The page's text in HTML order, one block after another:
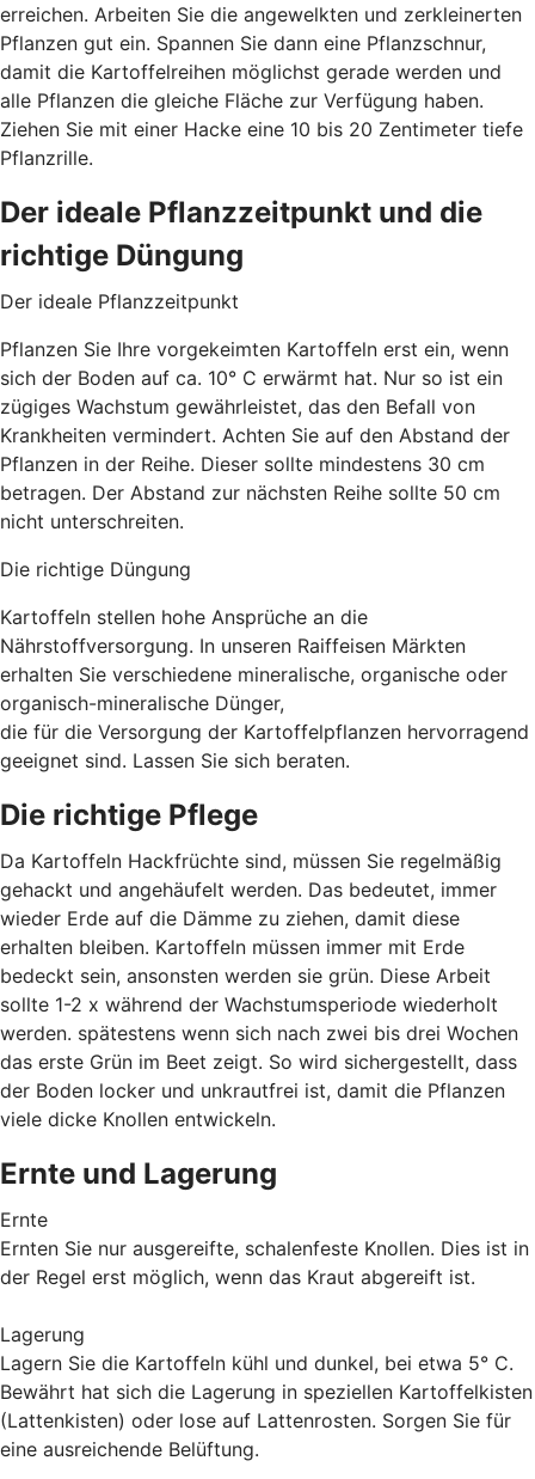
erreichen. Arbeiten Sie die angewelkten und zerkleinerten
Pflanzen gut ein. Spannen Sie dann eine Pflanzschnur,
damit die Kartoffelreihen möglichst gerade werden und
alle Pflanzen die gleiche Fläche zur Verfügung haben.
Ziehen Sie mit einer Hacke eine 10 bis 20 Zentimeter tiefe
Pflanzrille.
Der ideale Pflanzzeitpunkt und die
richtige Düngung
Der ideale Pflanzzeitpunkt
Pflanzen Sie Ihre vorgekeimten Kartoffeln erst ein, wenn
sich der Boden auf ca. 10° C erwärmt hat. Nur so ist ein
zügiges Wachstum gewährleistet, das den Befall von
Krankheiten vermindert. Achten Sie auf den Abstand der
Pflanzen in der Reihe. Dieser sollte mindestens 30 cm
betragen. Der Abstand zur nächsten Reihe sollte 50 cm
nicht unterschreiten.
Die richtige Düngung
Kartoffeln stellen hohe Ansprüche an die
Nährstoffversorgung. In unseren Raiffeisen Märkten
erhalten Sie verschiedene mineralische, organische oder
organisch-mineralische Dünger,
die für die Versorgung der Kartoffelpflanzen hervorragend
geeignet sind. Lassen Sie sich beraten.
Die richtige Pflege
Da Kartoffeln Hackfrüchte sind, müssen Sie regelmäßig
gehackt und angehäufelt werden. Das bedeutet, immer
wieder Erde auf die Dämme zu ziehen, damit diese
erhalten bleiben. Kartoffeln müssen immer mit Erde
bedeckt sein, ansonsten werden sie grün. Diese Arbeit
sollte 1-2 x während der Wachstumsperiode wiederholt
werden. spätestens wenn sich nach zwei bis drei Wochen
das erste Grün im Beet zeigt. So wird sichergestellt, dass
der Boden locker und unkrautfrei ist, damit die Pflanzen
viele dicke Knollen entwickeln.
Ernte und Lagerung
Ernte
Ernten Sie nur ausgereifte, schalenfeste Knollen. Dies ist in
der Regel erst möglich, wenn das Kraut abgereift ist.
Lagerung
Lagern Sie die Kartoffeln kühl und dunkel, bei etwa 5° C.
Bewährt hat sich die Lagerung in speziellen Kartoffelkisten
(Lattenkisten) oder lose auf Lattenrosten. Sorgen Sie für
eine ausreichende Belüftung.